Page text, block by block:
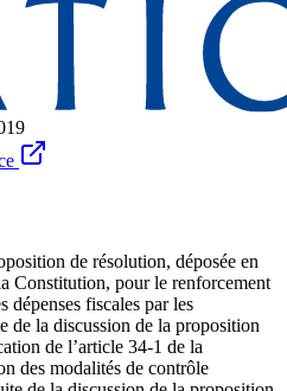
de résolution, déposée en
Constitution, pour le renforcement
dépenses fiscales par les
de la discussion de la proposition
de l’article 34-1 de la
des modalités de contrôle